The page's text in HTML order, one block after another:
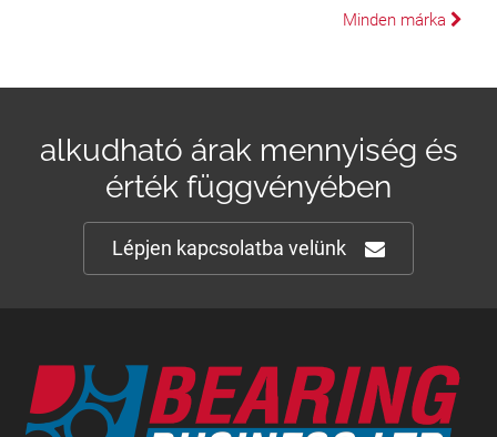
Minden márka
alkudható árak mennyiség és
érték függvényében
Lépjen kapcsolatba velünk